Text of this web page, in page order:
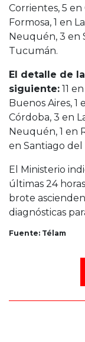
Corrientes, 5 en
Formosa, 1 en
Neuquén, 3 en
Tucumán.
El detalle de
siguiente: 11
Buenos Aires, 1
Córdoba, 3 en
Neuquén, 1 en
en Santiago
El Ministerio
últimas 24
brote
diagnósticas
Fuente: Télam